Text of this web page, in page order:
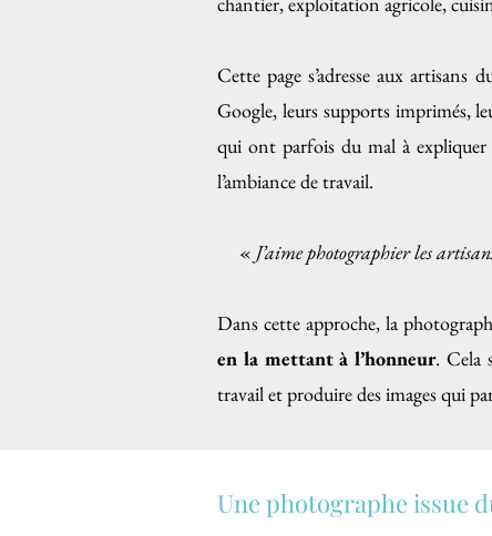
Cette page s’adresse aux
Google, leurs supports imprimés,
qui ont parfois du mal à expliquer
l’ambiance de travail.
« J’aime photographier les
Dans cette approche, la
en la mettant à l’honneur. Cela
travail et produire des images qui
Une photographe issue